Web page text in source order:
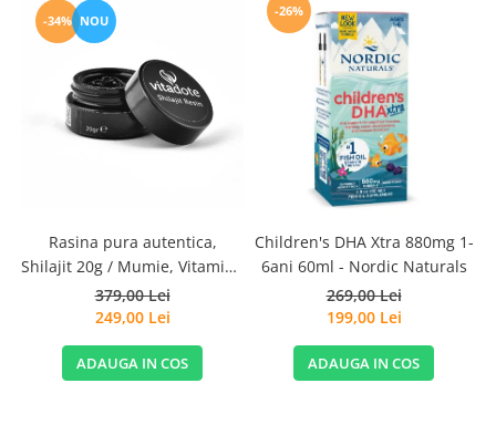
-34% NOU
Rasina pura autentica,
Shilajit 20g / Mumie, Vitamine
si Micronutrienti - Vitadote
379,00 Lei
249,00 Lei
ADAUGA IN COS
-26%
Children's DHA Xtra 880mg 1-
6ani 60ml - Nordic Naturals
269,00 Lei
199,00 Lei
ADAUGA IN COS